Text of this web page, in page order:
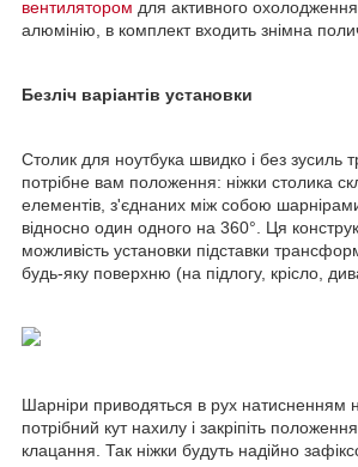
вентилятором для активного
алюмінію, в комплект входить знімна
Безліч варіантів установки
Столик для ноутбука швидко і без зусиль
потрібне вам положення: ніжки столика
елементів, з'єднаних між собою
відносно один одного на 360°. Ця
можливість установки підставки
будь-яку поверхню (на підлогу, крісло,
Шарніри приводяться в рух натисненням
потрібний кут нахилу і закріпіть
клацання. Так ніжки будуть надійно